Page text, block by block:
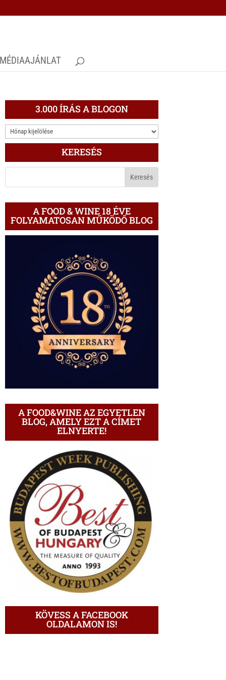
MÉDIAAJÁNLAT
3.000 ÍRÁS A BLOGON
3.000
ÍRÁS
BLOGON
KERESÉS
A FOOD & WINE 18 ÉVE
FOLYAMATOSAN MŰKÖDŐ BLOG
A FOOD&WINE AZ EGYETLEN
BLOG, AMELY EZT A CÍMET
ELNYERTE!
KÖVESS A FACEBOOK
OLDALAMON IS!